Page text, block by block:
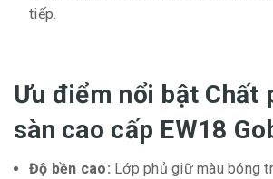
tiếp.
Ưu điểm nổi bật Chất
sàn cao cấp EW18
Độ bền cao: Lớp phủ giữ màu bóng